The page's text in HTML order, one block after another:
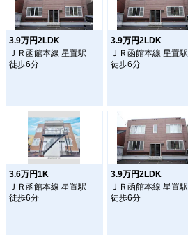
3.9万円2LDK
ＪＲ函館本線 星置駅
徒歩6分
3.9万円2LDK
ＪＲ函館本線 星置駅
徒歩6分
3.6万円1K
ＪＲ函館本線 星置駅
徒歩6分
3.9万円2LDK
ＪＲ函館本線 星置駅
徒歩6分